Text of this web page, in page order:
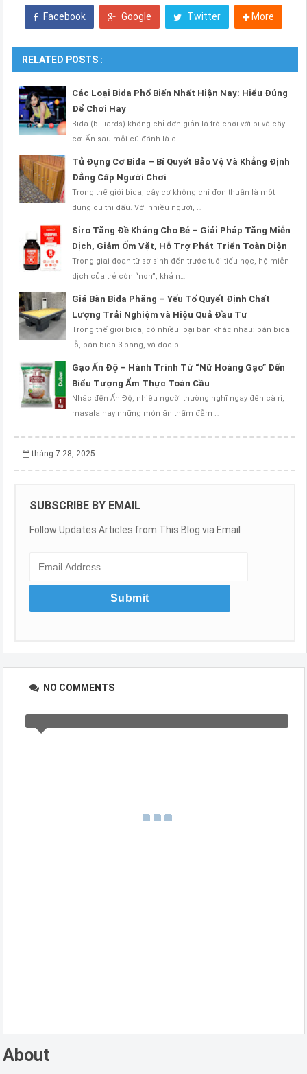
Facebook Google Twitter More
RELATED POSTS :
Các Loại Bida Phổ Biến Nhất Hiện Nay: Hiểu Đúng
Để Chơi Hay
Bida (billiards) không chỉ đơn giản là trò chơi với bi và cây
cơ. Ẩn sau mỗi cú đánh là c…
Tủ Đựng Cơ Bida – Bí Quyết Bảo Vệ Và Khẳng Định
Đẳng Cấp Người Chơi
Trong thế giới bida, cây cơ không chỉ đơn thuần là một
dụng cụ thi đấu. Với nhiều người, …
Siro Tăng Đề Kháng Cho Bé – Giải Pháp Tăng Miễn
Dịch, Giảm Ốm Vặt, Hỗ Trợ Phát Triển Toàn Diện
Trong giai đoạn từ sơ sinh đến trước tuổi tiểu học, hệ miễn
dịch của trẻ còn “non”, khả n…
Giá Bàn Bida Phăng – Yếu Tố Quyết Định Chất
Lượng Trải Nghiệm và Hiệu Quả Đầu Tư
Trong thế giới bida, có nhiều loại bàn khác nhau: bàn bida
lỗ, bàn bida 3 băng, và đặc bi…
Gạo Ấn Độ – Hành Trình Từ “Nữ Hoàng Gạo” Đến
Biểu Tượng Ẩm Thực Toàn Cầu
Nhắc đến Ấn Độ, nhiều người thường nghĩ ngay đến cà ri,
masala hay những món ăn thấm đẫm …
tháng 7 28, 2025
SUBSCRIBE BY EMAIL
Follow Updates Articles from This Blog via Email
NO COMMENTS
About